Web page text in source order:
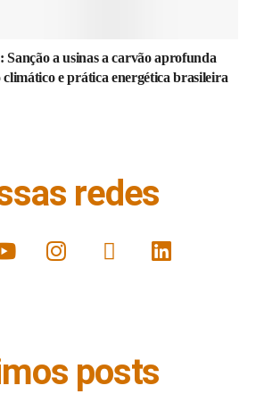
a usinas a carvão aprofunda
e prática energética brasileira
redes
posts